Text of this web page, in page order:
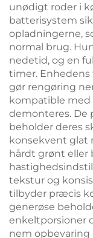
unødigt roder i
batterisystem
opladningerne,
normal brug.
nedetid, og en
timer.
gør rengøring
kompatible med
demonteres. De
beholder deres
konsekvent glat
hårdt grønt eller
tekstur og
tilbyder præcis
generøse
enkeltporsioner
nem opbevaring